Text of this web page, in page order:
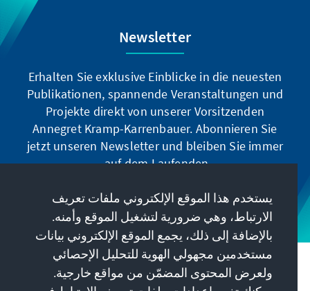
Newsletter
Erhalten Sie exklusive Einblicke in die neuesten
Publikationen, spannende Veranstaltungen und
Projekte direkt von unserer Vorsitzenden
Annegret Kramp-Karrenbauer. Abonnieren Sie
jetzt unseren Newsletter und bleiben Sie immer
auf dem Laufenden.
Jetzt abonnieren
مهمتنا
يستخدم هذا الموقع الإلكتروني ملفات تعريف
الارتباط، وهي ضرورية لتشغيل الموقع وأمنه.
بالإضافة إلى ذلك، يجمع الموقع الإلكتروني بيانات
مستخدمين مجهولي الهوية للتحليل الإحصائي
ولعرض المحتوى المضمّن من مواقع خارجية.